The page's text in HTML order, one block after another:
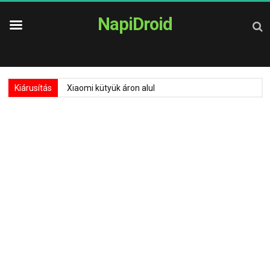
NapiDroid
Kiárusítás Xiaomi kütyük áron alul